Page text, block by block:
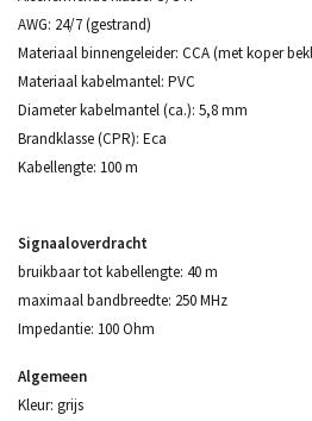
AWG: 24/7 (gestrand)
Materiaal binnengeleider: CCA (met koper
Materiaal kabelmantel: PVC
Diameter kabelmantel (ca.): 5,8 mm
Brandklasse (CPR): Eca
Kabellengte: 100 m
Signaaloverdracht
bruikbaar tot kabellengte: 40 m
maximaal bandbreedte: 250 MHz
Impedantie: 100 Ohm
Algemeen
Kleur: grijs